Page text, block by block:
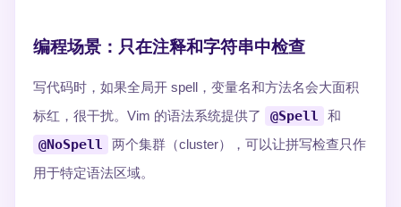
编程场景：只在注释和字符串中检查
写代码时，如果全局开 spell，变量名和方法名会大面积
标红，很干扰。Vim 的语法系统提供了
@Spell 和
@NoSpell
两个集群（cluster），可以让拼写检查只作
用于特定语法区域。